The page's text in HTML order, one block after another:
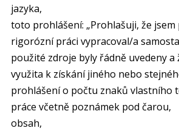
jazyka,
toto prohlášení: „Prohlašuji, že
rigorózní práci vypracoval/a
použité zdroje byly řádně uvedeny a
využita k získání jiného nebo
prohlášení o počtu znaků vlastního
práce včetně poznámek pod čarou,
obsah,